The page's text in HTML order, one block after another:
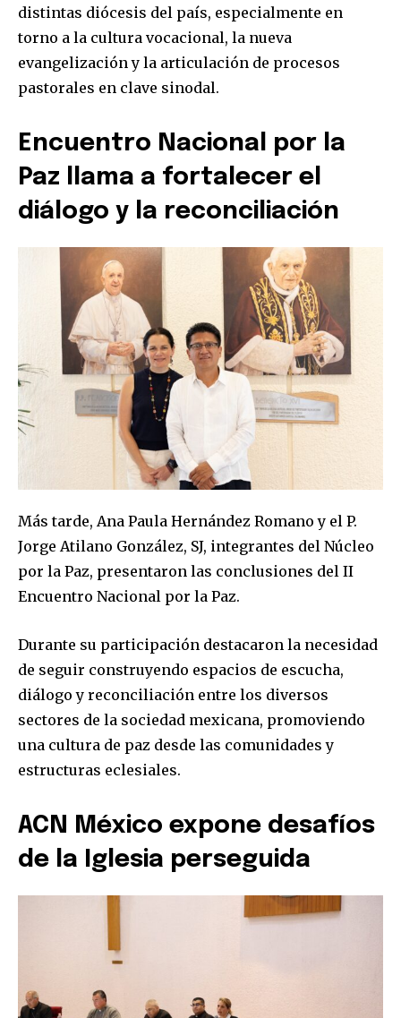
distintas diócesis del país, especialmente en
torno a la cultura vocacional, la nueva
evangelización y la articulación de procesos
pastorales en clave sinodal.
Encuentro Nacional por la
Paz llama a fortalecer el
diálogo y la reconciliación
Más tarde, Ana Paula Hernández Romano y el P.
Jorge Atilano González, SJ, integrantes del Núcleo
por la Paz, presentaron las conclusiones del II
Encuentro Nacional por la Paz.
Durante su participación destacaron la necesidad
de seguir construyendo espacios de escucha,
diálogo y reconciliación entre los diversos
sectores de la sociedad mexicana, promoviendo
una cultura de paz desde las comunidades y
estructuras eclesiales.
ACN México expone desafíos
de la Iglesia perseguida